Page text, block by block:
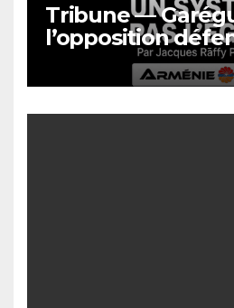
Tribune —
l’opposition
système, pas